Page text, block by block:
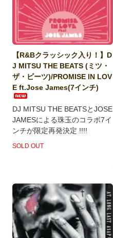
【R&Bクラッシック入り！】D
J MITSU THE BEATS (ミツ・
ザ・ビーツ)/PROMISE IN LOV
E ft.Jose James(7インチ)
DJ MITSU THE BEATSとJOSE
JAMESによる珠玉のコラボ7イ
ンチが限定再発決定 !!!!
SOLD OUT